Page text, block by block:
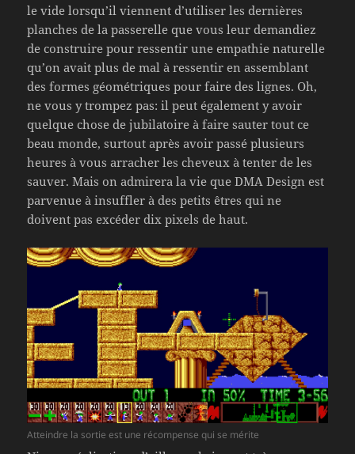
le vide lorsqu’il viennent d’utiliser les dernières
planches de la passerelle que vous leur demandiez
de construire pour ressentir une empathie naturelle
qu’on avait plus de mal à ressentir en assemblant
des formes géométriques pour faire des lignes. Oh,
ne vous y trompez pas: il peut également y avoir
quelque chose de jubilatoire à faire sauter tout ce
beau monde, surtout après avoir passé plusieurs
heures à vous arracher les cheveux à tenter de les
sauver. Mais on admirera la vie que DMA Design est
parvenue à insuffler à des petits êtres qui ne
doivent pas excéder dix pixels de haut.
Atteindre la sortie est une récompense qui se mérite